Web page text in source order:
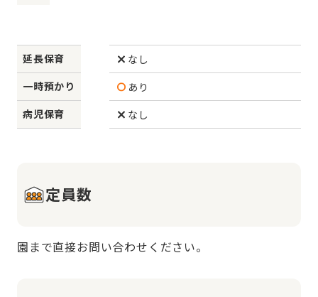
延長保育
なし
一時預かり
あり
病児保育
なし
定員数
園まで直接お問い合わせください。